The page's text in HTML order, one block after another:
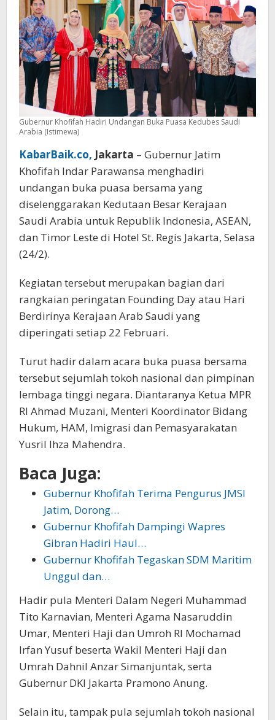
Gubernur Khofifah Hadiri Undangan Buka Puasa Kedubes Saudi
Arabia (Istimewa)
KabarBaik.co, Jakarta – Gubernur Jatim
Khofifah Indar Parawansa menghadiri
undangan buka puasa bersama yang
diselenggarakan Kedutaan Besar Kerajaan
Saudi Arabia untuk Republik Indonesia, ASEAN,
dan Timor Leste di Hotel St. Regis Jakarta, Selasa
(24/2).
Kegiatan tersebut merupakan bagian dari
rangkaian peringatan Founding Day atau Hari
Berdirinya Kerajaan Arab Saudi yang
diperingati setiap 22 Februari.
Turut hadir dalam acara buka puasa bersama
tersebut sejumlah tokoh nasional dan pimpinan
lembaga tinggi negara. Diantaranya Ketua MPR
RI Ahmad Muzani, Menteri Koordinator Bidang
Hukum, HAM, Imigrasi dan Pemasyarakatan
Yusril Ihza Mahendra.
Baca Juga:
Gubernur Khofifah Terima Pengurus JMSI
Jatim, Dorong…
Gubernur Khofifah Dampingi Wapres
Gibran Hadiri Haul…
Gubernur Khofifah Tegaskan SDM Maritim
Unggul dan…
Hadir pula Menteri Dalam Negeri Muhammad
Tito Karnavian, Menteri Agama Nasaruddin
Umar, Menteri Haji dan Umroh RI Mochamad
Irfan Yusuf beserta Wakil Menteri Haji dan
Umrah Dahnil Anzar Simanjuntak, serta
Gubernur DKI Jakarta Pramono Anung.
Selain itu, tampak pula sejumlah tokoh nasional